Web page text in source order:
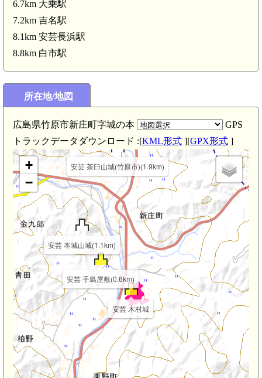
6.7km 大乗駅
7.2km 吉名駅
8.1km 安芸長浜駅
8.8km 白市駅
所在地/地図
広島県竹原市新庄町字城の本
GPS
トラックデータダウンロード :[KML形式 ][GPX形式 ]
安芸 木村城
安芸 手島屋敷(0.6km)
安芸 本城山城(1.1km)
安芸 茶臼山城(竹原市)(1.9km)
+
−